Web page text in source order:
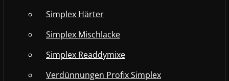
Simplex Härter
Simplex Mischlacke
Simplex Readdymixe
Verdünnungen Profix Simplex